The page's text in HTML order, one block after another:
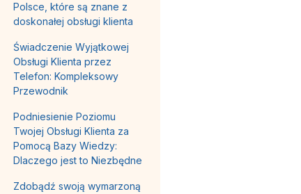
Polsce, które są znane z
doskonałej obsługi klienta
Świadczenie Wyjątkowej
Obsługi Klienta przez
Telefon: Kompleksowy
Przewodnik
Podniesienie Poziomu
Twojej Obsługi Klienta za
Pomocą Bazy Wiedzy:
Dlaczego jest to Niezbędne
Zdobądź swoją wymarzoną